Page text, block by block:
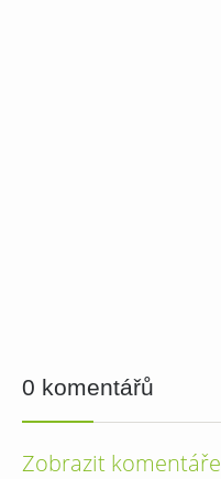
0 komentářů
Zobrazit komentáře